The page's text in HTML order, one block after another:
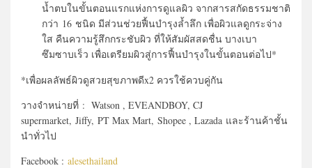
น้ำตบในขั้นตอนแรกแห่งการดูแลผิว จากสารสกัดธรรมชาติ
กว่า 16 ชนิด มีส่วนช่วยฟื้นบำรุงล้ำลึก เพื่อผิวแลดูกระจ่าง
ใส คืนความรู้สึกกระชับผิว ที่ให้สัมผัสสดชื่น บางเบา
ซึมซาบเร็ว เพื่อเตรียมผิวสู่การฟื้นบำรุงในขั้นตอนต่อไป*
*เพื่อผลลัพธ์ผิวดูสวยสุขภาพดีx2 ควรใช้ควบคู่กัน
วางจำหน่ายที่ : Watson , EVEANDBOY, CJ
supermarket, Jiffy, PT Max Mart, Shopee , Lazada และร้านค้าชั้น
นำทั่วไป
Facebook : alesethailand